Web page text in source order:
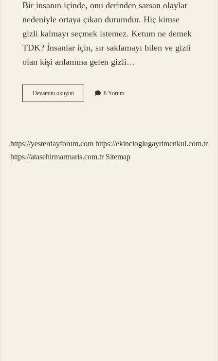
Bir insanın içinde, onu derinden sarsan olaylar
nedeniyle ortaya çıkan durumdur. Hiç kimse
gizli kalmayı seçmek istemez. Ketum ne demek
TDK? İnsanlar için, sır saklamayı bilen ve gizli
olan kişi anlamına gelen gizli…
Devamını okuyunTdk
Sözlük
8 Yorum
https://yesterdayforum.com https://ekincioglugayrimenkul.com.tr
https://atasehirmarmaris.com.tr Sitemap